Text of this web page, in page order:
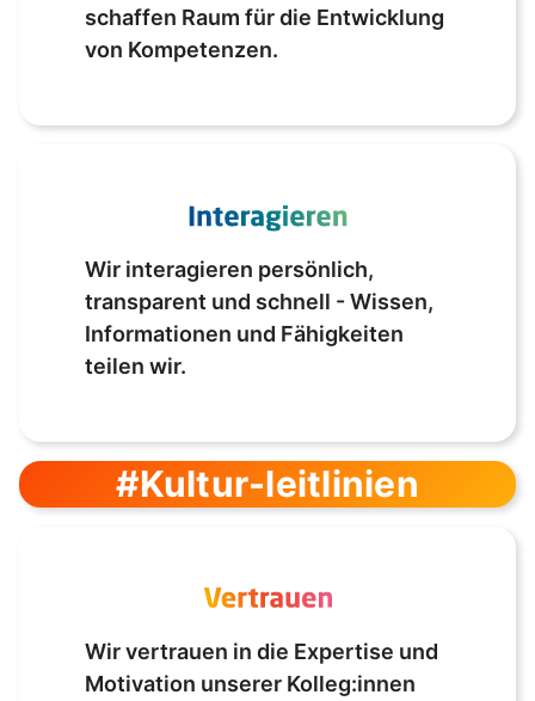
schaffen Raum für die Entwicklung
von Kompetenzen.
Wir interagieren persönlich,
transparent und schnell - Wissen,
Informationen und Fähigkeiten
teilen wir.
#Kultur-leitlinien
Wir vertrauen in die Expertise und
Motivation unserer Kolleg:innen